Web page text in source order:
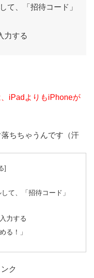
て、「招待コード」
力する
iPadよりもiPhoneが
ちちゃうんです（汗
て、「招待コード」
力する
る！」
ク